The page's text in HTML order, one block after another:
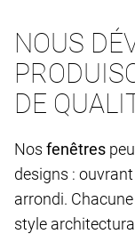
NOUS
DE
Nos fenêtres
designs :
arrondi.
style